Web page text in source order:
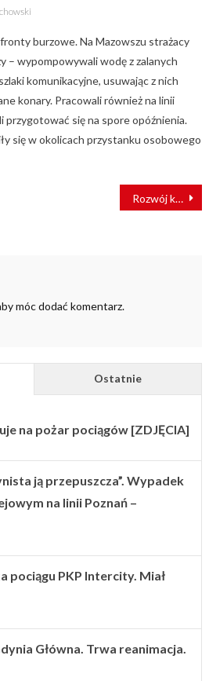
burzowe. Na Mazowszu strażacy
– wypompowywali wodę z zalanych
komunikacyjne, usuwając z nich
konary. Pracowali również na linii
przygotować się na spore opóźnienia.
się w okolicach przystanku osobowego
Rozwój kolei w Zjednoczonych Emiratach Arabskich
móc dodać komentarz.
Ostatnie
na pożar pociągów [ZDJĘCIA]
ją przepuszcza”. Wypadek
na linii Poznań –
pociągu PKP Intercity. Miał
Główna. Trwa reanimacja.